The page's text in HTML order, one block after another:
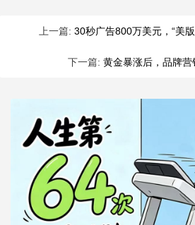
上一篇: 30秒广告800万美元，“美
下一篇: 黄金暴涨后，品牌营